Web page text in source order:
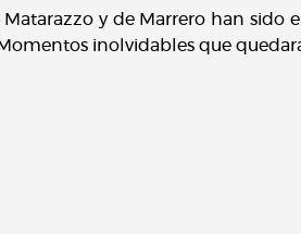
Matarazzo y de Marrero han
inolvidables que